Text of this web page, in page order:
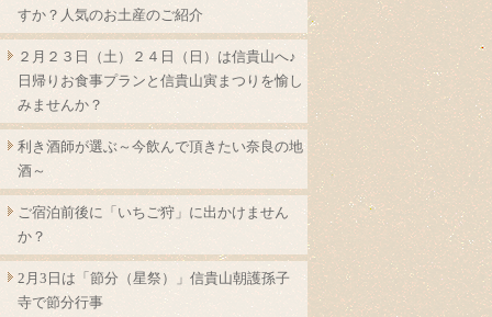
すか？人気のお土産のご紹介
２月２３日（土）２４日（日）は信貴山へ♪
日帰りお食事プランと信貴山寅まつりを愉し
みませんか？
利き酒師が選ぶ～今飲んで頂きたい奈良の地
酒～
ご宿泊前後に「いちご狩」に出かけません
か？
2月3日は「節分（星祭）」信貴山朝護孫子
寺で節分行事